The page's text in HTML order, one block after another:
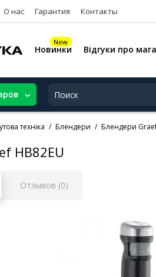
О нас Гарантия Контакты
New
Новинки Відгуки про
техніка Блендери Блендери
HB82EU
Отзывов (0)